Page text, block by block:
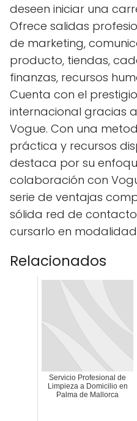
deseen iniciar una
Ofrece salidas
de marketing,
producto, tiendas,
finanzas, recursos
Cuenta con el
internacional gracias
Vogue. Con una
práctica y recursos
destaca por su
colaboración con
serie de ventajas
sólida red de
cursarlo en
Relacionados
Servicio Profesional de
Limpieza a Domicilio en
Palma de Mallorca